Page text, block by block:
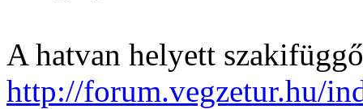
A hatvan helyett
http://forum.vegzetur.hu/